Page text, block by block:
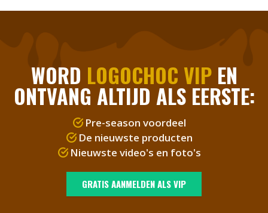
WORD LOGOCHOC VIPEN
ONTVANG ALTIJD ALS EERSTE:
Pre-season voordeel
De nieuwste producten
Nieuwste video's en foto's
GRATIS AANMELDEN ALS VIP